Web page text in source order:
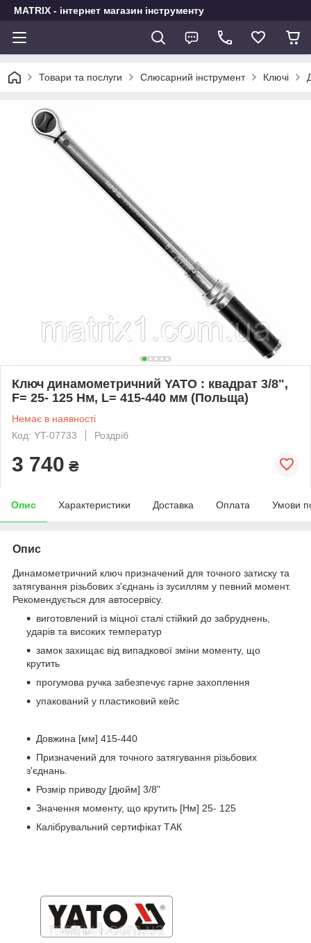
MATRIX - інтернет магазин інструменту
Товари та послуги Слюсарний інструмент Ключі
Ключ динамометричний YATO : квадрат 3/8",
F= 25- 125 Нм, L= 415-440 мм (Польща)
Немає в наявності
Код: YT-07733
Роздріб
3 740 ₴
Опис Характеристики Доставка Оплата Умови
Опис
Динамометричний ключ призначений для точного затиску та
затягування різьбових з'єднань із зусиллям у певний момент.
Рекомендується для автосервісу.
виготовлений із міцної сталі стійкий до забруднень,
ударів та високих температур
замок захищає від випадкової зміни моменту, що
крутить
прогумова ручка забезпечує гарне захоплення
упакований у пластиковий кейс
Довжина [мм] 415-440
Призначений для точного затягування різьбових
з'єднань.
Розмір приводу [дюйм] 3/8"
Значення моменту, що крутить [Нм] 25- 125
Калібрувальний сертифікат ТАК